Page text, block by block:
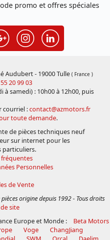
promo et offres spéciales
Audubert - 19000 Tulle ( France )
20 99 03
à samedi) : 10h00 à 12h00, puis
courriel :contact@azmotors.fr
toute demande.
de pièces techniques neuf
sur internet pour les
particuliers.
Personnelles
de Vente
origine depuis 1992 - Tous droits
site
Europe et Monde :
Beta Motors
Voge
ChangJiang